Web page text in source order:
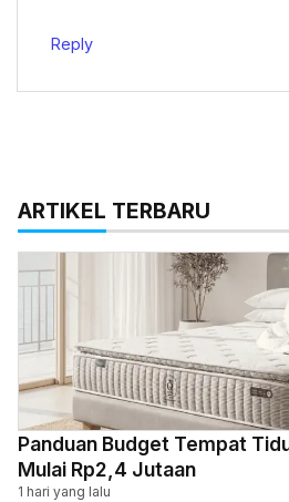
Reply
ARTIKEL TERBARU
Panduan Budget Tempat
Mulai Rp2,4 Jutaan
1 hari yang lalu